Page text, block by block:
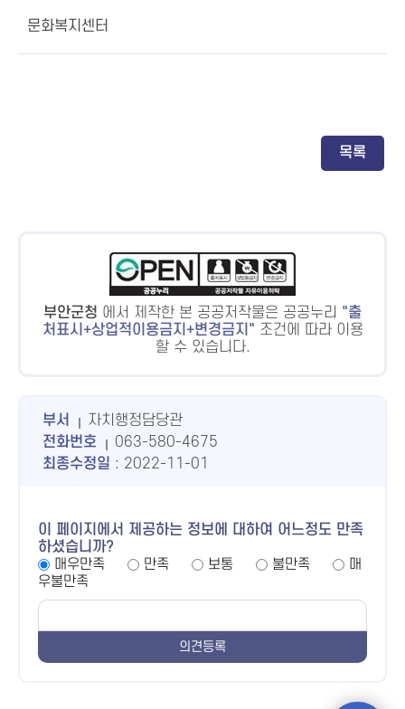
문화복지센터
목록
부안군청 에서 제작한 본 공공저작물은 공공누리
출
처표시+상업적이용금지+변경금지
조건에 따라 이용
할 수 있습니다.
부서
자치행정담당관
전화번호
063-580-4675
최종수정일 : 2022-11-01
이 페이지에서 제공하는 정보에 대하여 어느정도 만족
하셨습니까?
매우만족
만족 보통 불만족
매
우불만족